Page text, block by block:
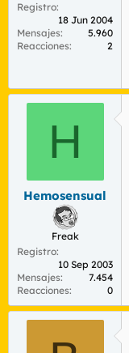
Registro
18 Jun 2004
Mensajes
5.960
Reacciones
2
H
Hemosensual
Freak
Registro
10 Sep 2003
Mensajes
7.454
Reacciones
0